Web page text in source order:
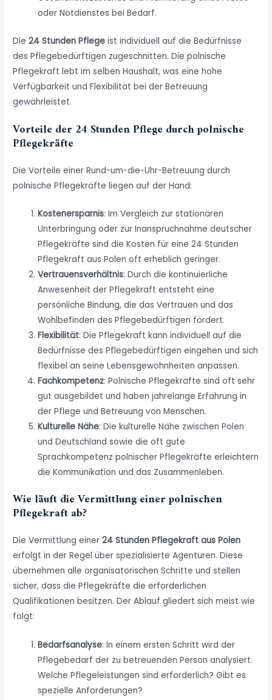
oder Notdienstes bei Bedarf.
Die24 Stunden Pflege ist individuell auf die Bedürfnisse
des Pflegebedürftigen zugeschnitten. Die polnische
Pflegekraft lebt im selben Haushalt, was eine hohe
Verfügbarkeit und Flexibilität bei der Betreuung
gewährleistet.
Vorteile der 24 Stunden Pflege durch polnische
Pflegekräfte
Die Vorteile einer Rund-um-die-Uhr-Betreuung durch
polnische Pflegekräfte liegen auf der Hand:
Kostenersparnis: Im Vergleich zur stationären
Unterbringung oder zur Inanspruchnahme deutscher
Pflegekräfte sind die Kosten für eine 24 Stunden
Pflegekraft aus Polen oft erheblich geringer.
Vertrauensverhältnis: Durch die kontinuierliche
Anwesenheit der Pflegekraft entsteht eine
persönliche Bindung, die das Vertrauen und das
Wohlbefinden des Pflegebedürftigen fördert.
Flexibilität: Die Pflegekraft kann individuell auf die
Bedürfnisse des Pflegebedürftigen eingehen und sich
flexibel an seine Lebensgewohnheiten anpassen.
Fachkompetenz: Polnische Pflegekräfte sind oft sehr
gut ausgebildet und haben jahrelange Erfahrung in
der Pflege und Betreuung von Menschen.
Kulturelle Nähe: Die kulturelle Nähe zwischen Polen
und Deutschland sowie die oft gute
Sprachkompetenz polnischer Pflegekräfte erleichtern
die Kommunikation und das Zusammenleben.
Wie läuft die Vermittlung einer polnischen
Pflegekraft ab?
Die Vermittlung einer24 Stunden Pflegekraft aus Polen
erfolgt in der Regel über spezialisierte Agenturen. Diese
übernehmen alle organisatorischen Schritte und stellen
sicher, dass die Pflegekräfte die erforderlichen
Qualifikationen besitzen. Der Ablauf gliedert sich meist wie
folgt:
Bedarfsanalyse: In einem ersten Schritt wird der
Pflegebedarf der zu betreuenden Person analysiert.
Welche Pflegeleistungen sind erforderlich? Gibt es
spezielle Anforderungen?